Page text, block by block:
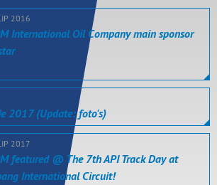
2016
International Oil Company main sponsor
2017 (Update: foto's)
2017
featured @ The 7th API Track Day at
International Circuit!